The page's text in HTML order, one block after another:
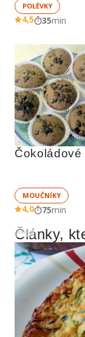
POLÉVKY
4,5 35min
Čokoládové
MOUČNÍKY
4,0 75min
Reklama
Články,